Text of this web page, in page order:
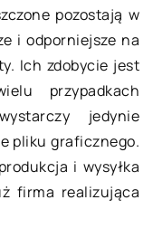
pozostają w
i odporniejsze na
Ich zdobycie jest
przypadkach
jedynie
pliku graficznego.
i wysyłka
firma realizująca